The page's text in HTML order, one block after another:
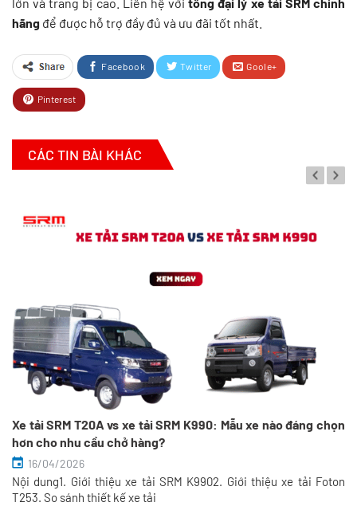
hãng để được hỗ trợ đầy đủ và ưu đãi tốt nhất.
Facebook Twitter Goole+
Pinterest
CÁC TIN BÀI KHÁC
Xe tải SRM T20A vs xe tải SRM K990: Mẫu xe nào đáng chọn
hơn cho nhu cầu chở hàng?
16/04/2026
Nội dung1. Giới thiệu xe tải SRM K9902. Giới thiệu xe tải Foton
T253. So sánh thiết kế xe tải
So sánh xe tải SRM T35 và SRM K990:
Khác biệt gì và chọn sao cho đúng?